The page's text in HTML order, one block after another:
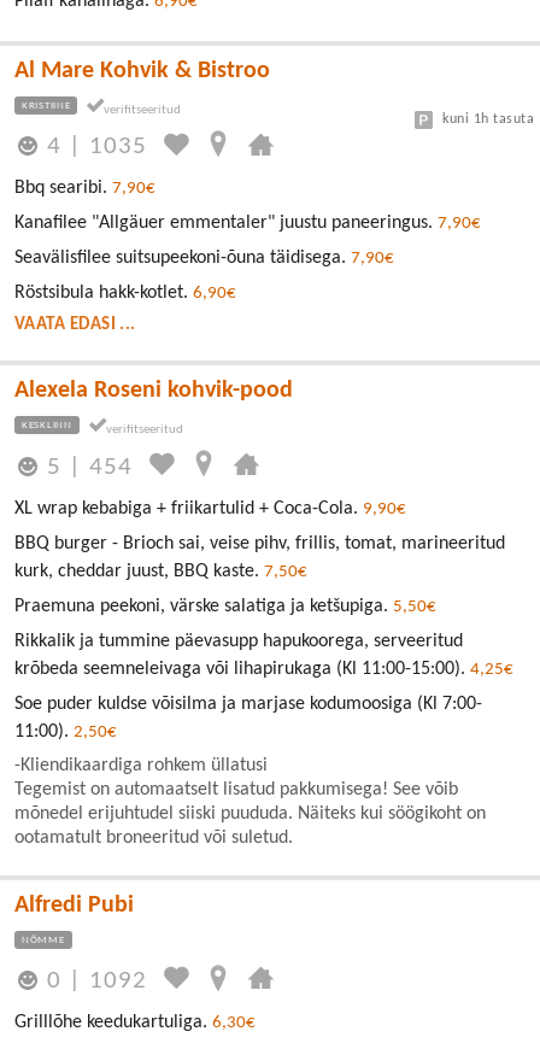
Al Mare Kohvik & Bistroo
KRISTIINE
4 1035
kuni 1h tasuta
Bbq searibi. 7,90€
Kanafilee "Allgäuer emmentaler" juustu paneeringus. 7,90€
Seavälisfilee suitsupeekoni-õuna täidisega. 7,90€
Röstsibula hakk-kotlet. 6,90€
VAATA EDASI ...
Alexela Roseni kohvik-pood
KESKLINN
5 |454
XL wrap kebabiga + friikartulid + Coca-Cola. 9,90€
BBQ burger - Brioch sai, veise pihv, frillis, tomat, marineeritud
kurk, cheddar juust, BBQ kaste. 7,50€
Praemuna peekoni, värske salatiga ja ketšupiga. 5,50€
Rikkalik ja tummine päevasupp hapukoorega, serveeritud
krõbeda seemneleivaga või lihapirukaga (Kl 11:00-15:00). 4,25€
Soe puder kuldse võisilma ja marjase kodumoosiga (Kl 7:00-
11:00). 2,50€
-Kliendikaardiga rohkem üllatusi
Tegemist on automaatselt lisatud pakkumisega! See võib
mõnedel erijuhtudel siiski puududa. Näiteks kui söögikoht on
ootamatult broneeritud või suletud.
Alfredi Pubi
NÕMME
0 1092
Grilllõhe keedukartuliga. 6,30€